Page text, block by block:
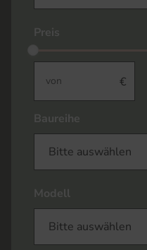
Preis
Baureihe
Modell